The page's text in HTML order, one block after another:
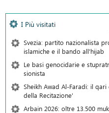
I Più visitati
Svezia: partito nazionalista
islamiche e il bando all'hijab
Le basi genocidarie e
sionista
Sheikh Awad Al-Faradi: il
della Recitazione'
Arbain 2026: oltre 13.500